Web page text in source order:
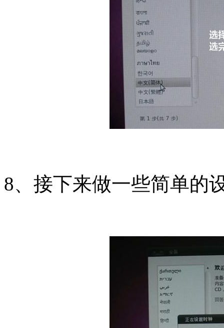
8、接下来做一些简单的